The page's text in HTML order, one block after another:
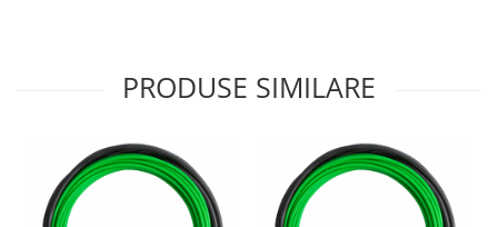
PRODUSE SIMILARE